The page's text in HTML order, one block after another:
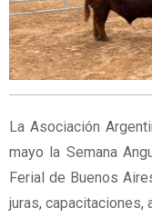
La Asociación
mayo la Semana
Ferial de Buenos
juras,